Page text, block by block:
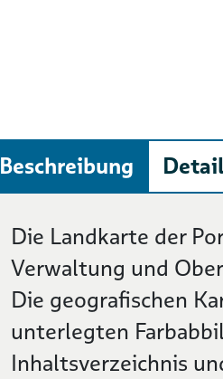
Beschreibung
Die Landkarte der
Verwaltung und
Die geografischen
unterlegten
Inhaltsverzeichnis